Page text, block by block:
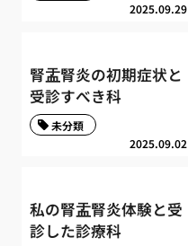
2025.09.29
腎盂腎炎の初期症状と
受診すべき科
2025.09.02
未分類
私の腎盂腎炎体験と受
診した診療科